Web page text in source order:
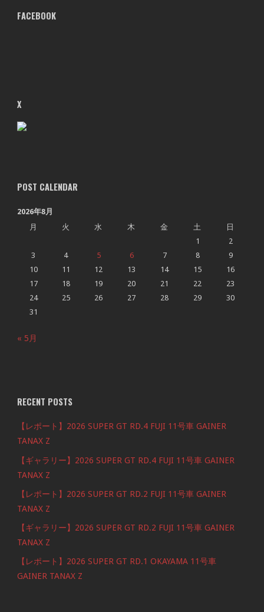
FACEBOOK
X
POST CALENDAR
2026年8月
月
火 水 木 金 土
日
1
2
3
4 5 6 7 8
9
10
11 12 13 14 15
16
17
18 19 20 21 22
23
24
25 26 27 28 29
30
31
« 5月
RECENT POSTS
【レポート】2026 SUPER GT RD.4 FUJI 11号車 GAINER
TANAX Z
【ギャラリー】2026 SUPER GT RD.4 FUJI 11号車 GAINER
TANAX Z
【レポート】2026 SUPER GT RD.2 FUJI 11号車 GAINER
TANAX Z
【ギャラリー】2026 SUPER GT RD.2 FUJI 11号車 GAINER
TANAX Z
【レポート】2026 SUPER GT RD.1 OKAYAMA 11号車
GAINER TANAX Z